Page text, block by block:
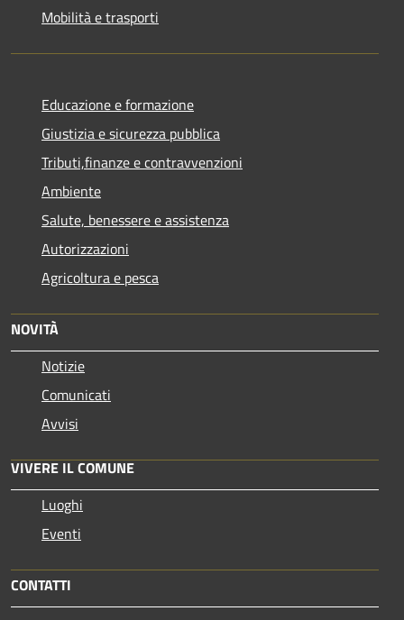
Mobilità e trasporti
Educazione e formazione
Giustizia e sicurezza pubblica
Tributi,finanze e contravvenzioni
Ambiente
Salute, benessere e assistenza
Autorizzazioni
Agricoltura e pesca
NOVITÀ
Notizie
Comunicati
Avvisi
VIVERE IL COMUNE
Luoghi
Eventi
CONTATTI